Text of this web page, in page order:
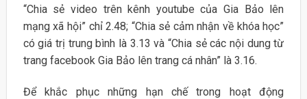
“Chia sẻ video trên kênh youtube của Gia Bảo lên
mạng xã hội” chỉ 2.48; “Chia sẻ cảm nhận về khóa học”
có giá trị trung bình là 3.13 và “Chia sẻ các nội dung từ
trang facebook Gia Bảo lên trang cá nhân” là 3.16.
Để khắc phục những hạn chế trong hoạt động